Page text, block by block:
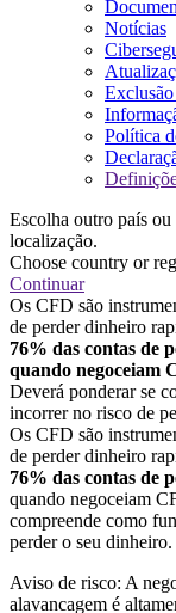
Notícias
Política
Escolha outro país ou
localização.
Choose country or
Continuar
Os CFD são
de perder dinheiro
76% das contas de
quando negoceiam
Deverá ponderar se
incorrer no risco de
Os CFD são
de perder dinheiro
76% das contas de
quando negoceiam
compreende como
perder o seu dinheiro.
Aviso de risco: A
alavancagem é